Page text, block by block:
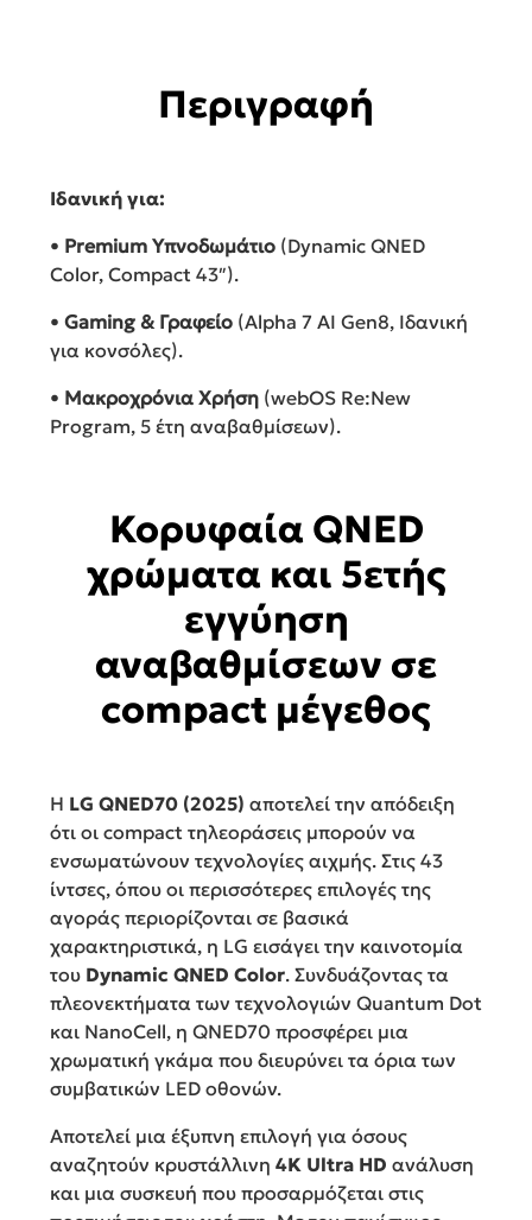
Περιγραφή
Ιδανική για:
• Premium Υπνοδωμάτιο (Dynamic QNED
Color, Compact 43″).
• Gaming & Γραφείο (Alpha 7 AI Gen8, Ιδανική
για κονσόλες).
• Μακροχρόνια Χρήση (webOS Re:New
Program, 5 έτη αναβαθμίσεων).
Κορυφαία QNED
χρώματα και 5ετής
εγγύηση
αναβαθμίσεων σε
compact μέγεθος
Η LG QNED70 (2025) αποτελεί την απόδειξη
ότι οι compact τηλεοράσεις μπορούν να
ενσωματώνουν τεχνολογίες αιχμής. Στις 43
ίντσες, όπου οι περισσότερες επιλογές της
αγοράς περιορίζονται σε βασικά
χαρακτηριστικά, η LG εισάγει την καινοτομία
του Dynamic QNED Color. Συνδυάζοντας τα
πλεονεκτήματα των τεχνολογιών Quantum Dot
και NanoCell, η QNED70 προσφέρει μια
χρωματική γκάμα που διευρύνει τα όρια των
συμβατικών LED οθονών.
Αποτελεί μια έξυπνη επιλογή για όσους
αναζητούν κρυστάλλινη 4K Ultra HD ανάλυση
και μια συσκευή που προσαρμόζεται στις